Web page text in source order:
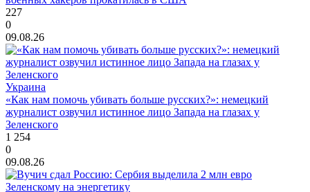
227
0
09.08.26
Украина
«Как нам помочь убивать больше русских?»: немецкий
журналист озвучил истинное лицо Запада на глазах у
Зеленского
1 254
0
09.08.26